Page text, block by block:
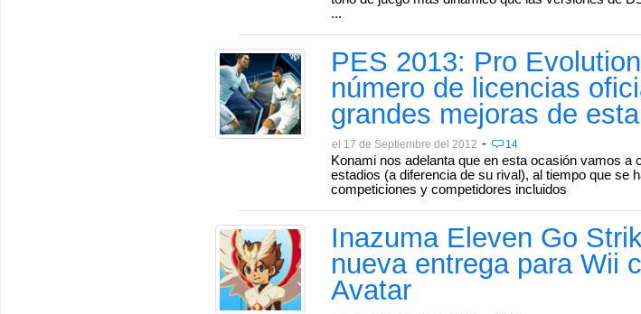
...
PES 2013: Pro
número de licencias
grandes mejoras de
el 17 de Septiembre del 2012 - 14
Konami nos adelanta que en esta ocasión vamos a
estadios (a diferencia de su rival), al tiempo que se
competiciones y competidores incluidos
Inazuma Eleven Go
nueva entrega para Wii
Avatar